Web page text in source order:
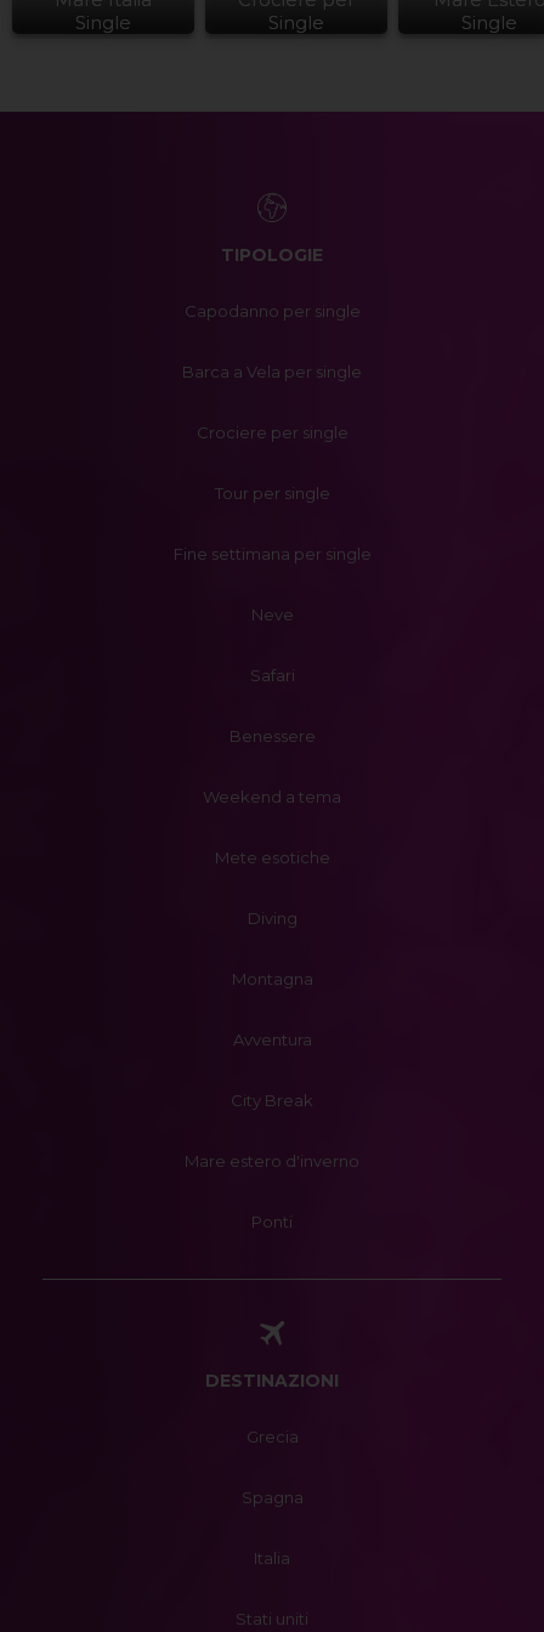
Single
Single
Single
TIPOLOGIE
Capodanno per single
Barca a Vela per single
Crociere per single
Tour per single
Fine settimana per single
Neve
Safari
Benessere
Weekend a tema
Mete esotiche
Diving
Montagna
Avventura
City Break
Mare estero d'inverno
Ponti
DESTINAZIONI
Grecia
Spagna
Italia
Stati uniti